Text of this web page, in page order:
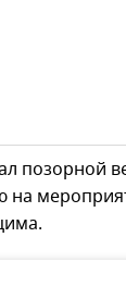
позорной
на